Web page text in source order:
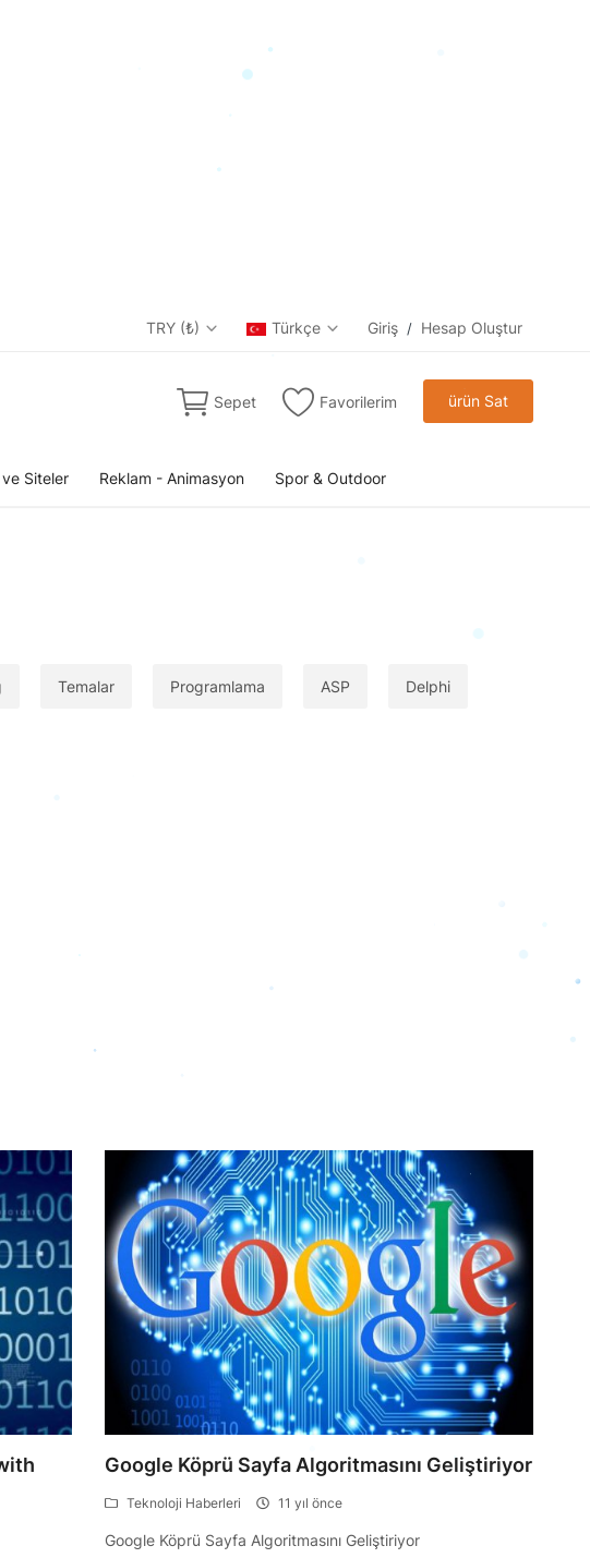
TRY (₺) Türkçe Giriş / Hesap Oluştur
Sepet Favorilerim ürün Sat
ve Siteler Reklam - Animasyon Spor & Outdoor
Temalar Programlama ASP Delphi
Google Köprü Sayfa Algoritmasını Geliştiriyor
Teknoloji Haberleri 11 yıl önce
Google Köprü Sayfa Algoritmasını Geliştiriyor